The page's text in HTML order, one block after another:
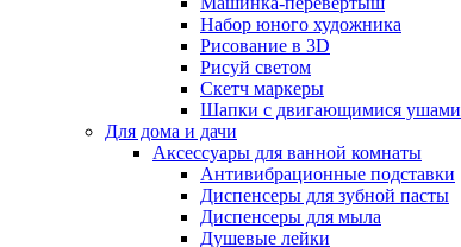
Набор юного художника
Рисование в 3D
Рисуй светом
Скетч маркеры
Шапки с двигающимися ушами
Для дома и дачи
Аксессуары для ванной комнаты
Антивибрационные подставки
Диспенсеры для зубной пасты
Диспенсеры для мыла
Душевые лейки